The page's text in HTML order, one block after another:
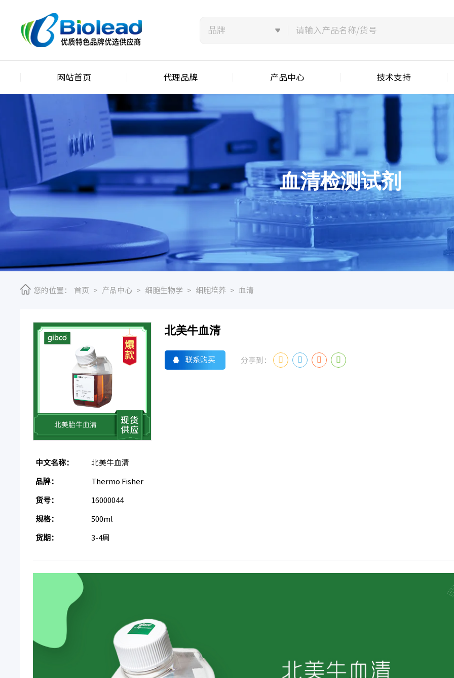
网站首页 代理品牌 产品中心 技术支持
血清检测试剂
您的位置： 首页 > 产品中心 > 细胞生物学 > 细胞培养 > 血清
北美牛血清
联系购买 分享到：
中文名称： 北美牛血清
品牌： Thermo Fisher
货号： 16000044
规格： 500ml
货期： 3-4周